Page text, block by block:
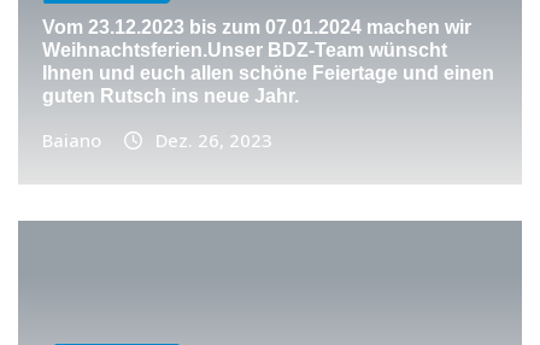
Vom 23.12.2023 bis zum 07.01.2024 machen wir
Weihnachtsferien.Unser BDZ-Team wünscht
Ihnen und euch allen schöne Feiertage und einen
guten Rutsch ins neue Jahr.
Baiano Dez. 26, 2023